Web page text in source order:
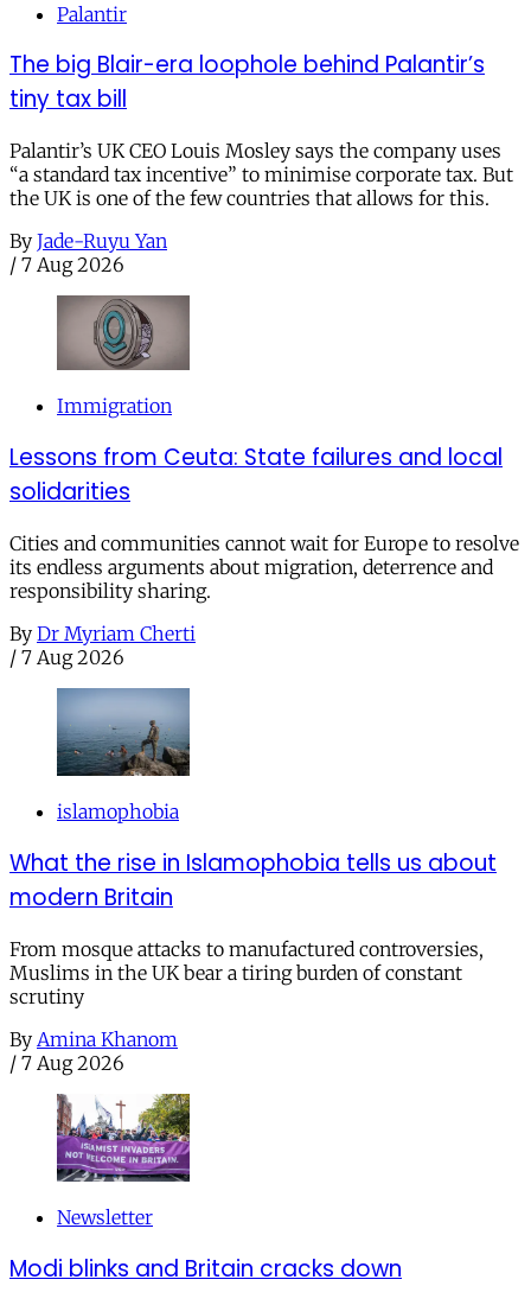
Palantir
The big Blair-era loophole behind Palantir’s
tiny tax bill
Palantir’s UK CEO Louis Mosley says the company uses
“a standard tax incentive” to minimise corporate tax. But
the UK is one of the few countries that allows for this.
By Jade-Ruyu Yan
/ 7 Aug 2026
Immigration
Lessons from Ceuta: State failures and local
solidarities
Cities and communities cannot wait for Europe to resolve
its endless arguments about migration, deterrence and
responsibility sharing.
By Dr Myriam Cherti
/ 7 Aug 2026
islamophobia
What the rise in Islamophobia tells us about
modern Britain
From mosque attacks to manufactured controversies,
Muslims in the UK bear a tiring burden of constant
scrutiny
By Amina Khanom
/ 7 Aug 2026
Newsletter
Modi blinks and Britain cracks down